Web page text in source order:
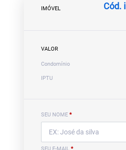
IMÓVEL Cód.
VALOR
Condomínio
IPTU
SEU NOME *